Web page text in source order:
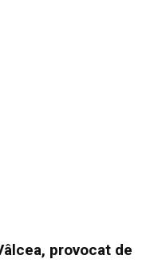
provocat de